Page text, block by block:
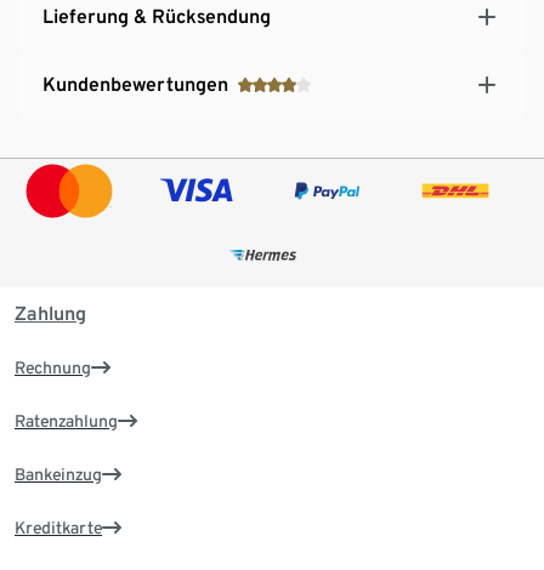
Lieferung & Rücksendung
Kundenbewertungen
Zahlung
Rechnung
Ratenzahlung
Bankeinzug
Kreditkarte